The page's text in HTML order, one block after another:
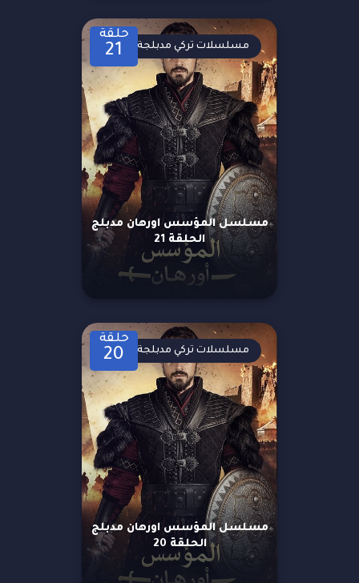
حلقة
21
مسلسل المؤسس اورهان مدبلج
الحلقة 21
مسلسلات تركي مدبلجة
حلقة
20
مسلسل المؤسس اورهان مدبلج
الحلقة 20
مسلسلات تركي مدبلجة